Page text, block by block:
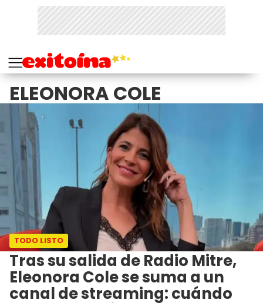
ELEONORA COLE
TODO LISTO
Tras su salida de Radio Mitre,
Eleonora Cole se suma a un
canal de streaming: cuándo